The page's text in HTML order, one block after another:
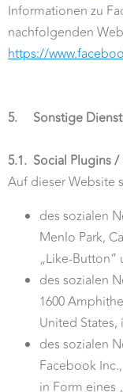
Informationen zu
nachfolgenden
https://
5. Sonstige
5.1. Social Plugins
Auf dieser Website
des sozialen
Menlo Park,
„Like-
des sozialen
1600
United
des sozialen
Facebook
in Form eines